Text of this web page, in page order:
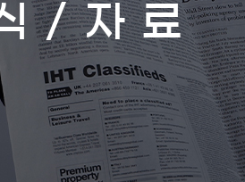
/자료